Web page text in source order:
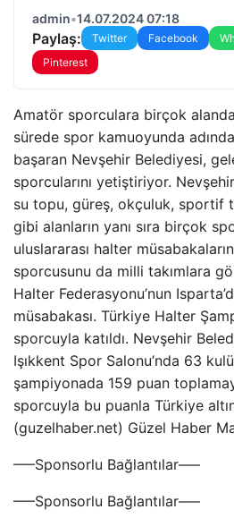
admin•14.07.2024 07:18
Paylaş: Twitter Facebook
Pinterest
Amatör sporculara birçok
sürede spor kamuoyunda
başaran Nevşehir Belediyesi,
sporcularını yetiştiriyor.
su topu, güreş, okçuluk, sportif
gibi alanların yanı sıra birçok
uluslararası halter
sporcusunu da milli takımlara
Halter Federasyonu’nun
müsabakası. Türkiye Halter
sporcuyla katıldı. Nevşehir
Işıkkent Spor Salonu’nda 63
şampiyonada 159 puan
sporcuyla bu puanla Türkiye
(guzelhaber.net) Güzel Haber
—–Sponsorlu Bağlantılar—–
—–Sponsorlu Bağlantılar—–